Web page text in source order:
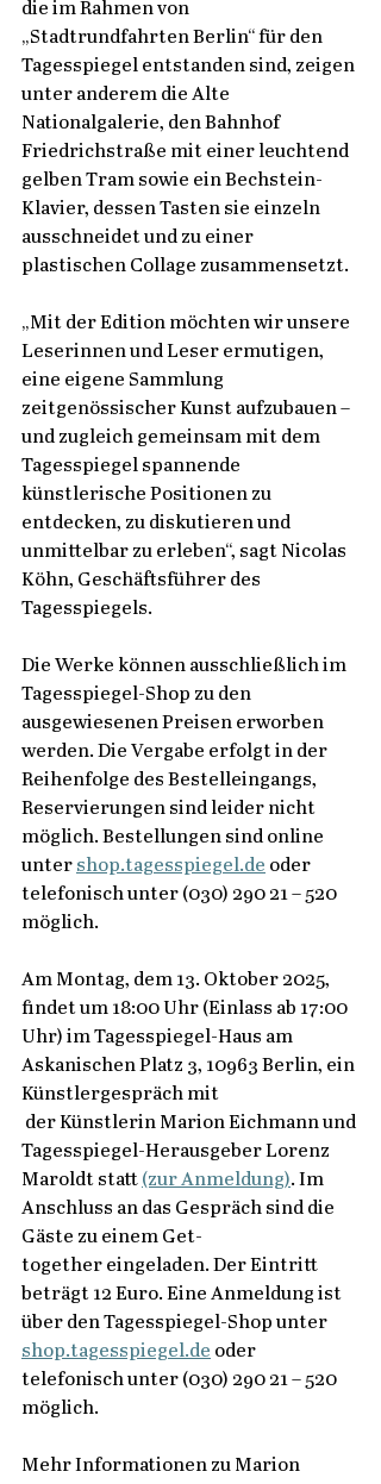
die im Rahmen von
„Stadtrundfahrten Berlin“ für den
Tagesspiegel entstanden sind, zeigen
unter anderem die Alte
Nationalgalerie, den Bahnhof
Friedrichstraße mit einer leuchtend
gelben Tram sowie ein Bechstein-
Klavier, dessen Tasten sie einzeln
ausschneidet und zu einer
plastischen Collage zusammensetzt.
„Mit der Edition möchten wir unsere
Leserinnen und Leser ermutigen,
eine eigene Sammlung
zeitgenössischer Kunst aufzubauen –
und zugleich gemeinsam mit dem
Tagesspiegel spannende
künstlerische Positionen zu
entdecken, zu diskutieren und
unmittelbar zu erleben“, sagt Nicolas
Köhn, Geschäftsführer des
Tagesspiegels.
Die Werke können ausschließlich im
Tagesspiegel-Shop zu den
ausgewiesenen Preisen erworben
werden. Die Vergabe erfolgt in der
Reihenfolge des Bestelleingangs,
Reservierungen sind leider nicht
möglich. Bestellungen sind online
unter shop.tagesspiegel.de oder
telefonisch unter (030) 290 21 – 520
möglich.
Am Montag, dem 13. Oktober 2025,
findet um 18:00 Uhr (Einlass ab 17:00
Uhr) im Tagesspiegel-Haus am
Askanischen Platz 3, 10963 Berlin, ein
Künstlergespräch mit
der Künstlerin Marion Eichmann und
Tagesspiegel-Herausgeber Lorenz
Maroldt statt (zur Anmeldung). Im
Anschluss an das Gespräch sind die
Gäste zu einem Get-
together eingeladen. Der Eintritt
beträgt 12 Euro. Eine Anmeldung ist
über den Tagesspiegel-Shop unter
shop.tagesspiegel.de oder
telefonisch unter (030) 290 21 – 520
möglich.
Mehr Informationen zu Marion